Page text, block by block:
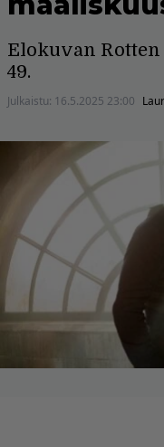
Elokuvan Rotten
49.
Julkaistu: 16.5.2025 23:00